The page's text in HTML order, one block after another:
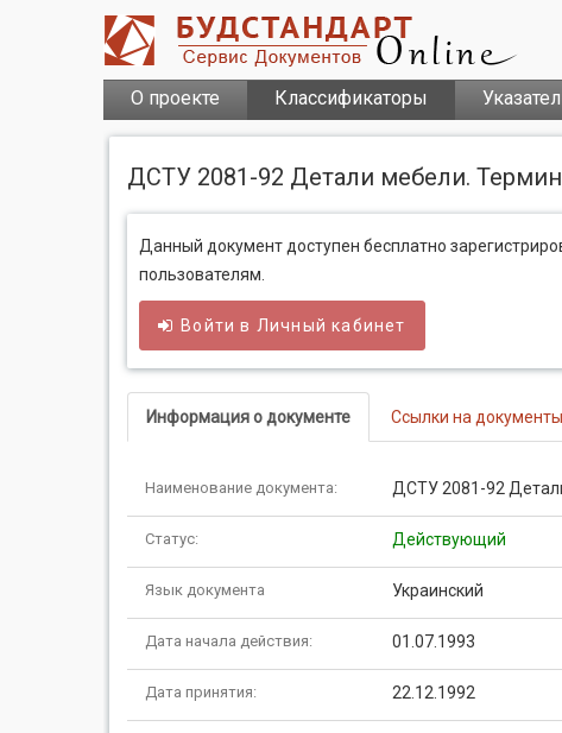
О проекте Классификаторы
ДСТУ 2081-92 Детали мебели.
Данный документ доступен бесплатно
пользователям.
Войти в Личный кабинет
Информация о документе Ссылки на документы
Наименование документа: ДСТУ 2081-92
Статус: Действующий
Язык документа Украинский
Дата начала действия: 01.07.1993
Дата принятия: 22.12.1992